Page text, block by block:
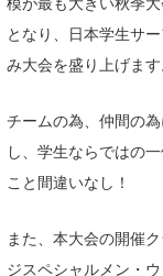
となり、日本学生サ
み大会を盛り上げます
チームの為、仲間の
し、学生ならではの
こと間違いなし！
また、本大会の開催
ジスペシャルメン・
OYZ
S.K
Soulman
waka☆=